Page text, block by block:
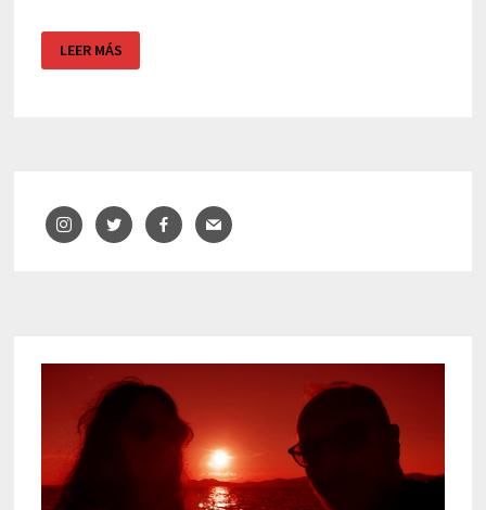
SANTAKO
SCHOOL
OF
LEER MÁS